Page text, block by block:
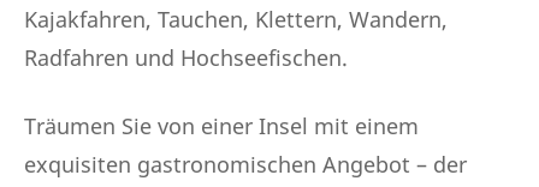
Kajakfahren, Tauchen, Klettern, Wandern,
Radfahren und Hochseefischen.
Träumen Sie von einer Insel mit einem
exquisiten gastronomischen Angebot – der